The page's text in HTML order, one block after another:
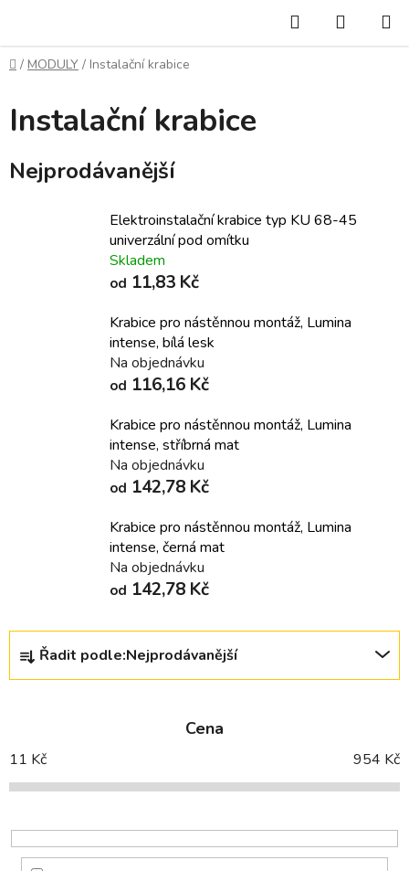
obsah
Hledat
KOŠÍK
Domů
/ MODULY / Instalační krabice
Instalační krabice
Nejprodávanější
Elektroinstalační krabice typ KU 68-45
univerzální pod omítku
Skladem
od 11,83 Kč
Krabice pro nástěnnou montáž, Lumina
intense, bílá lesk
Na objednávku
od 116,16 Kč
Krabice pro nástěnnou montáž, Lumina
intense, stříbrná mat
Na objednávku
od 142,78 Kč
Krabice pro nástěnnou montáž, Lumina
intense, černá mat
Na objednávku
od 142,78 Kč
Ř
z
í
p
o
d
Řadit podle:Nejprodávanější
Cena
11 Kč 954 Kč